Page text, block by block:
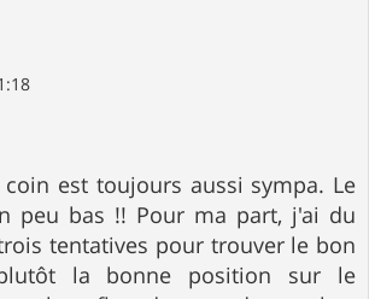
est toujours aussi sympa. Le
peu bas !! Pour ma part, j'ai du
tentatives pour trouver le bon
la bonne position sur le